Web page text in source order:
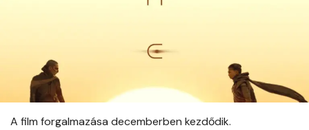
A film forgalmazása decemberben kezdődik.